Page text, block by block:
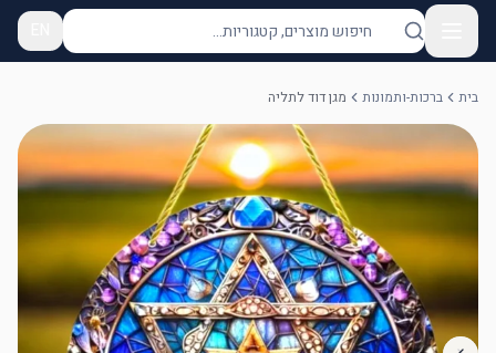
בית ברכות-ותמונות מגן דוד לתליה